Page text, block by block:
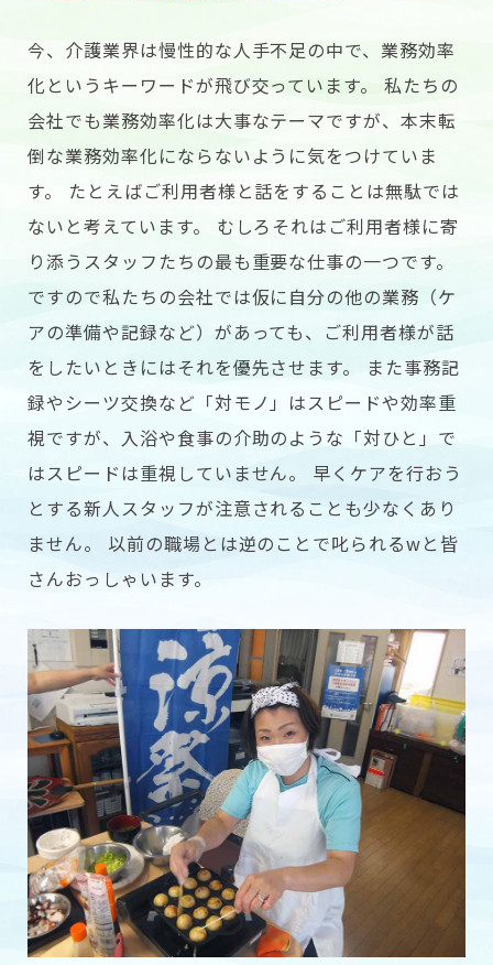
今、介護業界は慢性的な人手不足の中で、業務効率
化というキーワードが飛び交っています。 私たちの
会社でも業務効率化は大事なテーマですが、本末転
倒な業務効率化にならないように気をつけていま
す。 たとえばご利用者様と話をすることは無駄では
ないと考えています。 むしろそれはご利用者様に寄
り添うスタッフたちの最も重要な仕事の一つです。
ですので私たちの会社では仮に自分の他の業務（ケ
アの準備や記録など）があっても、ご利用者様が話
をしたいときにはそれを優先させます。 また事務記
録やシーツ交換など「対モノ」はスピードや効率重
視ですが、入浴や食事の介助のような「対ひと」で
はスピードは重視していません。 早くケアを行おう
とする新人スタッフが注意されることも少なくあり
ません。 以前の職場とは逆のことで叱られるwと皆
さんおっしゃいます。